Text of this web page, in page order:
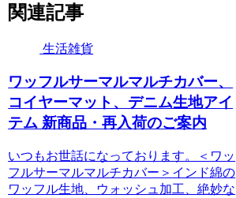
関連記事
生活雑貨
ワッフルサーマルマルチカバー、
コイヤーマット、デニム生地アイ
テム 新商品・再入荷のご案内
いつもお世話になっております。＜ワッ
フルサーマルマルチカバー＞インド綿の
ワッフル生地、ウォッシュ加工、絶妙な